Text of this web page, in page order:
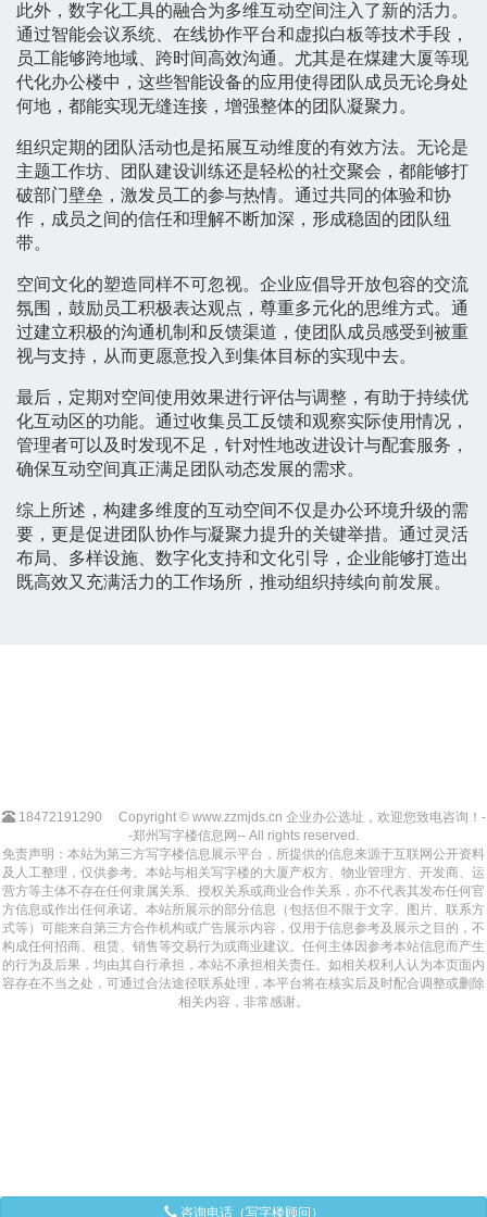
此外，数字化工具的融合为多维互动空间注入了新的活力。
通过智能会议系统、在线协作平台和虚拟白板等技术手段，
员工能够跨地域、跨时间高效沟通。尤其是在煤建大厦等现
代化办公楼中，这些智能设备的应用使得团队成员无论身处
何地，都能实现无缝连接，增强整体的团队凝聚力。
组织定期的团队活动也是拓展互动维度的有效方法。无论是
主题工作坊、团队建设训练还是轻松的社交聚会，都能够打
破部门壁垒，激发员工的参与热情。通过共同的体验和协
作，成员之间的信任和理解不断加深，形成稳固的团队纽
带。
空间文化的塑造同样不可忽视。企业应倡导开放包容的交流
氛围，鼓励员工积极表达观点，尊重多元化的思维方式。通
过建立积极的沟通机制和反馈渠道，使团队成员感受到被重
视与支持，从而更愿意投入到集体目标的实现中去。
最后，定期对空间使用效果进行评估与调整，有助于持续优
化互动区的功能。通过收集员工反馈和观察实际使用情况，
管理者可以及时发现不足，针对性地改进设计与配套服务，
确保互动空间真正满足团队动态发展的需求。
综上所述，构建多维度的互动空间不仅是办公环境升级的需
要，更是促进团队协作与凝聚力提升的关键举措。通过灵活
布局、多样设施、数字化支持和文化引导，企业能够打造出
既高效又充满活力的工作场所，推动组织持续向前发展。
18472191290
Copyright © www.zzmjds.cn 企业办公选址，欢迎您致电咨询！-
-郑州写字楼信息网-- All rights reserved.
免责声明：本站为第三方写字楼信息展示平台，所提供的信息来源于互联网公开资料
及人工整理，仅供参考。本站与相关写字楼的大厦产权方、物业管理方、开发商、运
营方等主体不存在任何隶属关系、授权关系或商业合作关系，亦不代表其发布任何官
方信息或作出任何承诺。本站所展示的部分信息（包括但不限于文字、图片、联系方
式等）可能来自第三方合作机构或广告展示内容，仅用于信息参考及展示之目的，不
构成任何招商、租赁、销售等交易行为或商业建议。任何主体因参考本站信息而产生
的行为及后果，均由其自行承担，本站不承担相关责任。如相关权利人认为本页面内
容存在不当之处，可通过合法途径联系处理，本平台将在核实后及时配合调整或删除
相关内容，非常感谢。
咨询电话（写字楼顾问）